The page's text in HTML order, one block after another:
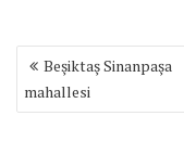
Yazı
dolaşımı
Beşiktaş Sinanpaşa
mahallesi